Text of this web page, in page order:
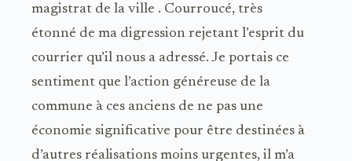
magistrat de la ville . Courroucé, très
étonné de ma digression rejetant l’esprit du
courrier qu’il nous a adressé. Je portais ce
sentiment que l’action généreuse de la
commune à ces anciens de ne pas une
économie significative pour être destinées à
d’autres réalisations moins urgentes, il m’a